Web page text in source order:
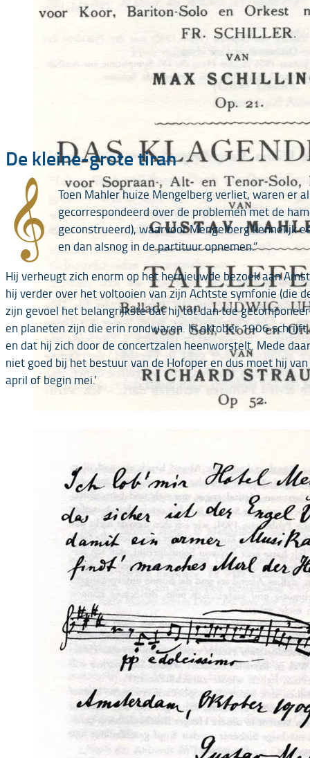
De kleine-grote tiran
𝄞
Toen Mahler huize Mengelberg verliet, waren er
gecorrespondeerd over de problemen met de
geconstrueerd), waarvoor Mengelberg kennelijk
en dan alsnog in de partituur opnemen.”
Hij verheugt zich enorm op het hernieuwde bezoek aan
hij verder over het voltooien van zijn Achtste symfonie (die
zijn gevoel het belangrijkste dat hij tot dan toe
en planeten zijn die erin rondwaren. In oktober 1906
en dat hij zich door de concertzalen heenworstelt. Mede
niet goed bij het bestuur van de Hofoper en dus moet hij
april of begin mei.’